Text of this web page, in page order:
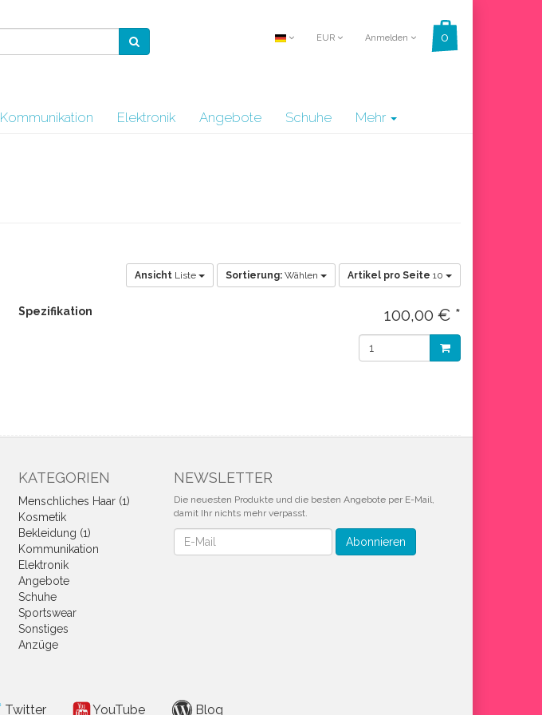
EUR Anmelden
Kommunikation Elektronik Angebote Schuhe Mehr
Ansicht Liste Sortierung: Wählen Artikel pro Seite 10
Spezifikation 100,00 € *
KATEGORIEN
Menschliches Haar (1)
Kosmetik
Bekleidung (1)
Kommunikation
Elektronik
Angebote
Schuhe
Sportswear
Sonstiges
Anzüge
NEWSLETTER
Die neuesten Produkte und die besten Angebote per E-Mail,
damit Ihr nichts mehr verpasst.
Newsletter Abonnieren
Twitter YouTube Blog